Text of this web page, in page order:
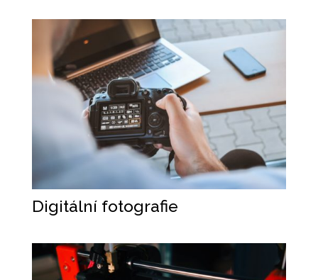
Digitální fotografie